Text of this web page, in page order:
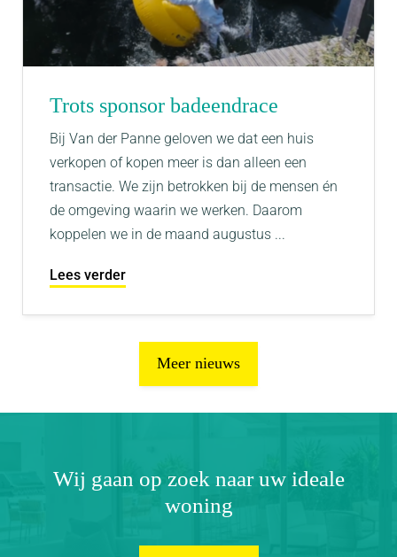
Trots sponsor badeendrace
Bij Van der Panne geloven we dat een huis
verkopen of kopen meer is dan alleen een
transactie. We zijn betrokken bij de mensen én
de omgeving waarin we werken. Daarom
koppelen we in de maand augustus ...
Lees verder
Meer nieuws
Wij gaan op zoek naar uw ideale
woning